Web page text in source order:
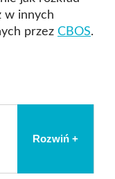
w innych
przez CBOS.
Rozwiń +